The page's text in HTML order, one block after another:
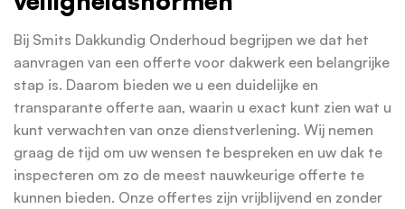
Bij Smits Dakkundig Onderhoud begrijpen we dat het
aanvragen van een offerte voor dakwerk een belangrijke
stap is. Daarom bieden we u een duidelijke en
transparante offerte aan, waarin u exact kunt zien wat u
kunt verwachten van onze dienstverlening. Wij nemen
graag de tijd om uw wensen te bespreken en uw dak te
inspecteren om zo de meest nauwkeurige offerte te
kunnen bieden. Onze offertes zijn vrijblijvend en zonder